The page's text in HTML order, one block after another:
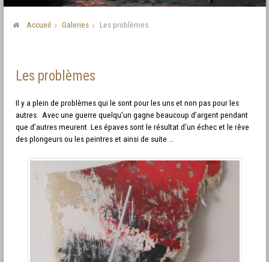
Accueil Galeries Les problèmes
Les problèmes
Il y a plein de problèmes qui le sont pour les uns et non pas pour les
autres. Avec une guerre quelqu’un gagne beaucoup d’argent pendant
que d’autres meurent. Les épaves sont le résultat d’un échec et le rêve
des plongeurs ou les peintres et ainsi de suite …